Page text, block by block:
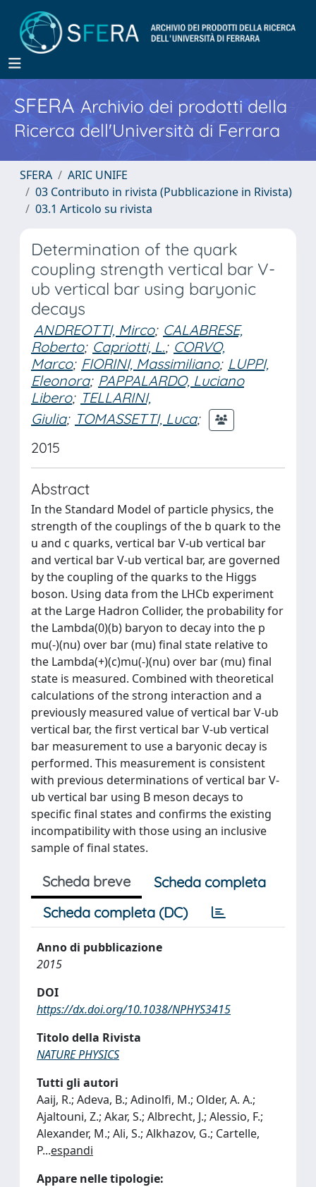
SFERA Archivio dei prodotti della
Ricerca dell'Università di Ferrara
SFERA
ARIC UNIFE
03 Contributo in rivista (Pubblicazione in Rivista)
03.1 Articolo su rivista
Determination of the quark
coupling strength vertical bar V-
ub vertical bar using baryonic
decays
ANDREOTTI, Mirco; CALABRESE,
Roberto; Capriotti, L.; CORVO,
Marco; FIORINI, Massimiliano; LUPPI,
Eleonora; PAPPALARDO, Luciano
Libero; TELLARINI,
Giulia; TOMASSETTI, Luca;
2015
Abstract
In the Standard Model of particle physics, the
strength of the couplings of the b quark to the
u and c quarks, vertical bar V-ub vertical bar
and vertical bar V-ub vertical bar, are governed
by the coupling of the quarks to the Higgs
boson. Using data from the LHCb experiment
at the Large Hadron Collider, the probability for
the Lambda(0)(b) baryon to decay into the p
mu(-)(nu) over bar (mu) final state relative to
the Lambda(+)(c)mu(-)(nu) over bar (mu) final
state is measured. Combined with theoretical
calculations of the strong interaction and a
previously measured value of vertical bar V-ub
vertical bar, the first vertical bar V-ub vertical
bar measurement to use a baryonic decay is
performed. This measurement is consistent
with previous determinations of vertical bar V-
ub vertical bar using B meson decays to
specific final states and confirms the existing
incompatibility with those using an inclusive
sample of final states.
Scheda breve
Scheda completa
Scheda completa (DC)
Anno di pubblicazione
2015
DOI
https://dx.doi.org/10.1038/NPHYS3415
Titolo della Rivista
NATURE PHYSICS
Tutti gli autori
Aaij, R.; Adeva, B.; Adinolfi, M.; Older, A. A.;
Ajaltouni, Z.; Akar, S.; Albrecht, J.; Alessio, F.;
Alexander, M.; Ali, S.; Alkhazov, G.; Cartelle,
P...espandi
Appare nelle tipologie: